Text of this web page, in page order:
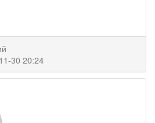
30 20:24